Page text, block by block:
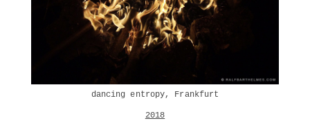
dancing entropy, Frankfurt
2018